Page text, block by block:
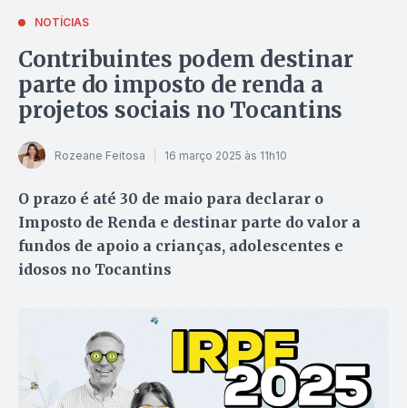
NOTÍCIAS
Contribuintes podem destinar
parte do imposto de renda a
projetos sociais no Tocantins
Rozeane Feitosa 16 março 2025 às 11h10
O prazo é até 30 de maio para declarar o
Imposto de Renda e destinar parte do valor a
fundos de apoio a crianças, adolescentes e
idosos no Tocantins